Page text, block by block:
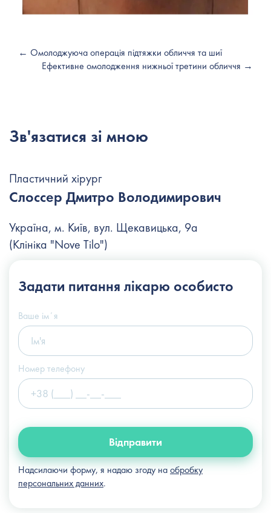
← Омолоджуюча операція підтяжки обличчя та шиї
Ефективне омолодження нижньої третини обличчя →
Зв'язатися зі мною
Пластичний хірург
Слоссер Дмитро Володимирович
Україна, м. Київ, вул. Щекавицька, 9а
(Клініка "Nove Tilo")
+38 (066) 122-6-111
info@slosser.com.ua
Задати питання лікарю особисто
Ваше імʼя
Номер телефону
Відправити
Надсилаючи форму, я надаю згоду наобробку
персональних данних.